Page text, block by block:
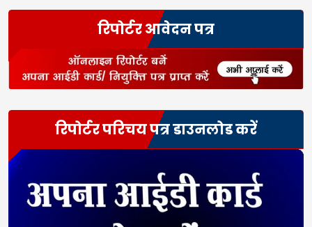
रिपोर्टर आवेदन पत्र
रिपोर्टर परिचय पत्र डाउनलोड करें